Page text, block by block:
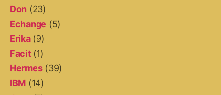
Don (23)
Echange (5)
Erika(9)
Facit(1)
Hermes(39)
IBM (14)